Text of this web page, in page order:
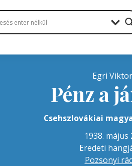
Egri Viktor
Pénz a
Csehszlovákiai
1938. május
Eredeti
Pozsonyi